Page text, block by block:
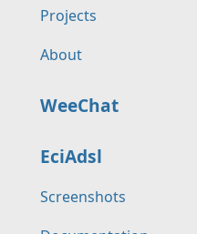
Projects
About
WeeChat
EciAdsl
Screenshots